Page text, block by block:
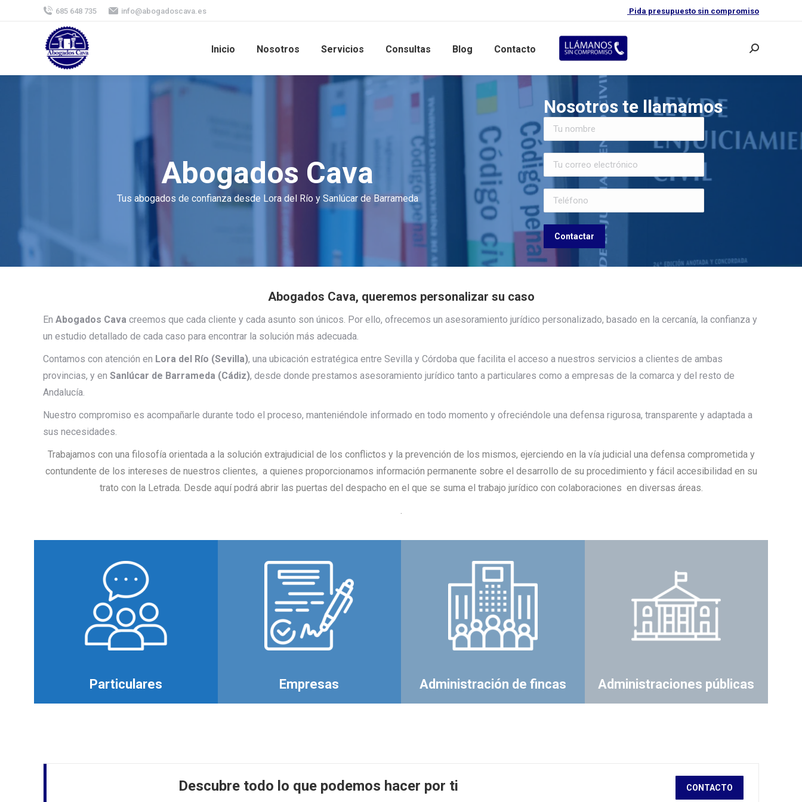
685 648 735 info@abogadoscava.es Pida presupuesto sin compromiso
Inicio Nosotros Servicios Consultas Blog Contacto Buscar:
Abogados Cava
Tus abogados de confianza desde Lora del Río y Sanlúcar de Barrameda
Nosotros te llamamos
Abogados Cava, queremos personalizar su caso
En Abogados Cava creemos que cada cliente y cada asunto son únicos. Por ello, ofrecemos un asesoramiento jurídico personalizado, basado en la cercanía, la confianza y
un estudio detallado de cada caso para encontrar la solución más adecuada.
Contamos con atención en Lora del Río (Sevilla), una ubicación estratégica entre Sevilla y Córdoba que facilita el acceso a nuestros servicios a clientes de ambas
provincias, y en Sanlúcar de Barrameda (Cádiz), desde donde prestamos asesoramiento jurídico tanto a particulares como a empresas de la comarca y del resto de
Andalucía.
Nuestro compromiso es acompañarle durante todo el proceso, manteniéndole informado en todo momento y ofreciéndole una defensa rigurosa, transparente y adaptada a
sus necesidades.
Trabajamos con una filosofía orientada a la solución extrajudicial de los conflictos y la prevención de los mismos, ejerciendo en la vía judicial una defensa comprometida y
contundente de los intereses de nuestros clientes, a quienes proporcionamos información permanente sobre el desarrollo de su procedimiento y fácil accesibilidad en su
trato con la Letrada. Desde aquí podrá abrir las puertas del despacho en el que se suma el trabajo jurídico con colaboraciones en diversas áreas.
.
Particulares Empresas Administración de fincas Administraciones públicas
Descubre todo lo que podemos hacer por ti CONTACTO